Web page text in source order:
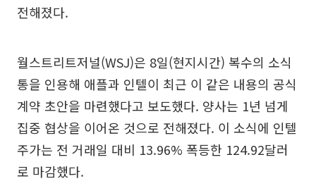
전해졌다.
월스트리트저널(WSJ)은 8일(현지시간) 복수의 소식
통을 인용해 애플과 인텔이 최근 이 같은 내용의 공식
계약 초안을 마련했다고 보도했다. 양사는 1년 넘게
집중 협상을 이어온 것으로 전해졌다. 이 소식에 인텔
주가는 전 거래일 대비 13.96% 폭등한 124.92달러
로 마감했다.